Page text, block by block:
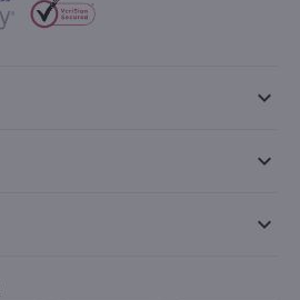
keyboard_arrow_down
keyboard_arrow_down
keyboard_arrow_down